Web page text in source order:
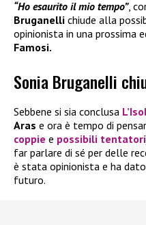
“Ho esaurito il mio tempo”,
Bruganelli chiude alla
opinionista in una prossima
Famosi.
Sonia Bruganelli
Sebbene si sia conclusa
Aras e ora è tempo di
coppie e possibili tentatori
far parlare di sé per delle
è stata opinionista e ha
futuro.